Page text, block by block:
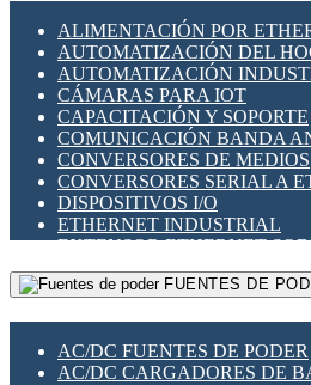
SENSORES INDUCTIVOS
TEMPORIZADORES
VARIACS
VARIADORES DE
SECCIONADORES -
MAQUINARIA
HERRAMIENTAS VARIAS
ILUMINACIÓN LED
INTERRUPTORES REED
INTERFACES DE RELÉ
OTROS RELÉS
PROTECCIÓN TÉRMICA
RELÉS AUTOMOTRICES
RELÉS DE SEÑAL
RELÉS DE ESTADO SÓLIDO
RELÉS INDUSTRIALES
RELÉS MINIATURA DE
SENSORES MAGNÉTICOS
SWITCH Y MICROSWITCH
TARJETAS PI
ALIMENTACIÓN POR
AUTOMATIZACIÓN DEL
AUTOMATIZACIÓN
CÁMARAS PARA IOT
CAPACITACIÓN Y SOPORTE
COMUNICACIÓN BANDA
CONVERSORES DE MEDIOS
CONVERSORES SERIAL A
DISPOSITIVOS I/O
ETHERNET INDUSTRIAL
EXTENSOR ETHERNET
GATEWAY LORAWAN
GESTIÓN DE REDES
PLACAS MODULARES IOT
SWITCHES Y REDES WIFI
FUENTES DE
AC/DC FUENTES DE PODER
AC/DC CARGADORES DE